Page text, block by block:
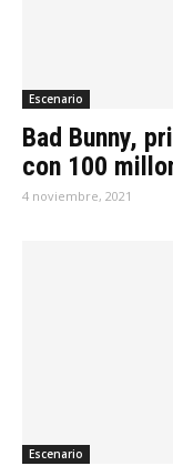
Escenario
Bad Bunny,
con 100
4 noviembre, 2021
Escenario